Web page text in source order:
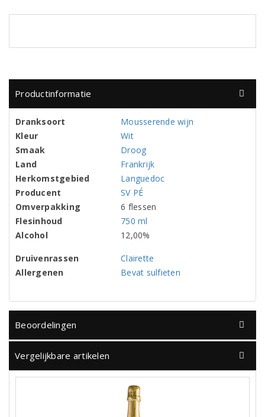
Productinformatie
Dranksoort
Mousserende wijn
Kleur
Wit
Smaak
Droog
Land
Frankrijk
Herkomstgebied
Languedoc
Producent
SV PÉ
Omverpakking
6 flessen
Flesinhoud
750 ml
Alcohol
12,00%
Druivenrassen
Clairette
Allergenen
Bevat sulfieten
Beoordelingen
Vergelijkbare artikelen